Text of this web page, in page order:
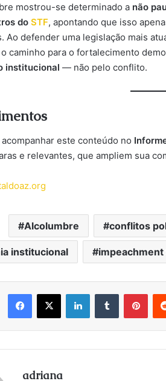
mostrou-se determinado a não
do STF, apontando que isso
Ao defender uma legislação mais
caminho para o fortalecimento
institucional — não pelo conflito.
este conteúdo no
e relevantes, que ampliem sua
Alcolumbre conflitos
institucional impeachment
Facebook
X LinkedinTumblr
adriana